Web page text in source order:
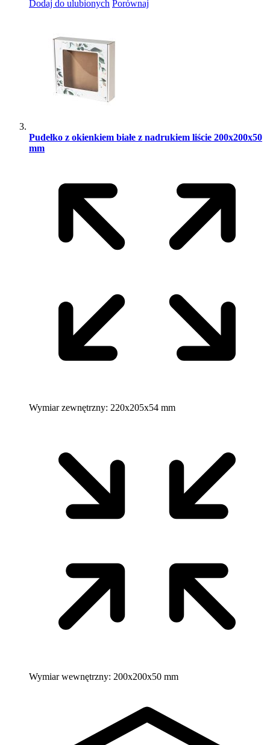
Dodaj do ulubionych Porównaj
Pudełko z okienkiem białe z nadrukiem liście 200x200x50
mm
Wymiar zewnętrzny: 220x205x54 mm
Wymiar wewnętrzny: 200x200x50 mm